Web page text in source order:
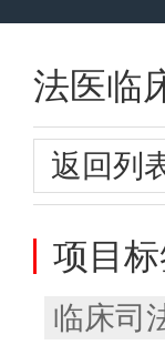
法医临
返回列
项目
临床司